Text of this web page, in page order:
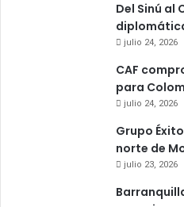
Del Sinú al
julio 24, 2026
CAF
para
julio 24, 2026
Grupo
norte de
julio 23, 2026